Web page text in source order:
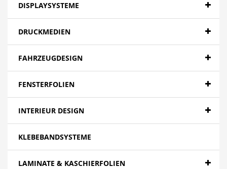
DISPLAYSYSTEME
DRUCKMEDIEN
FAHRZEUGDESIGN
FENSTERFOLIEN
INTERIEUR DESIGN
KLEBEBANDSYSTEME
LAMINATE & KASCHIERFOLIEN